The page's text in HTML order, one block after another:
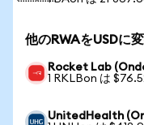
他のRWAをUSDに
Rocket Lab
1 RKLBon は
UnitedHealth